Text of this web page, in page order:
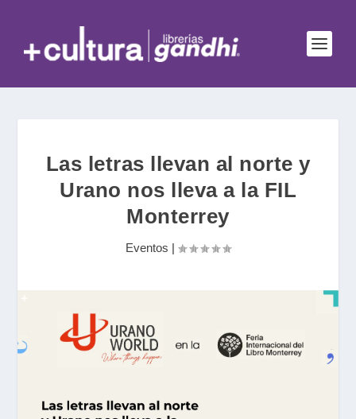
Las letras llevan al norte y
Urano nos lleva a la FIL
Monterrey
Eventos |